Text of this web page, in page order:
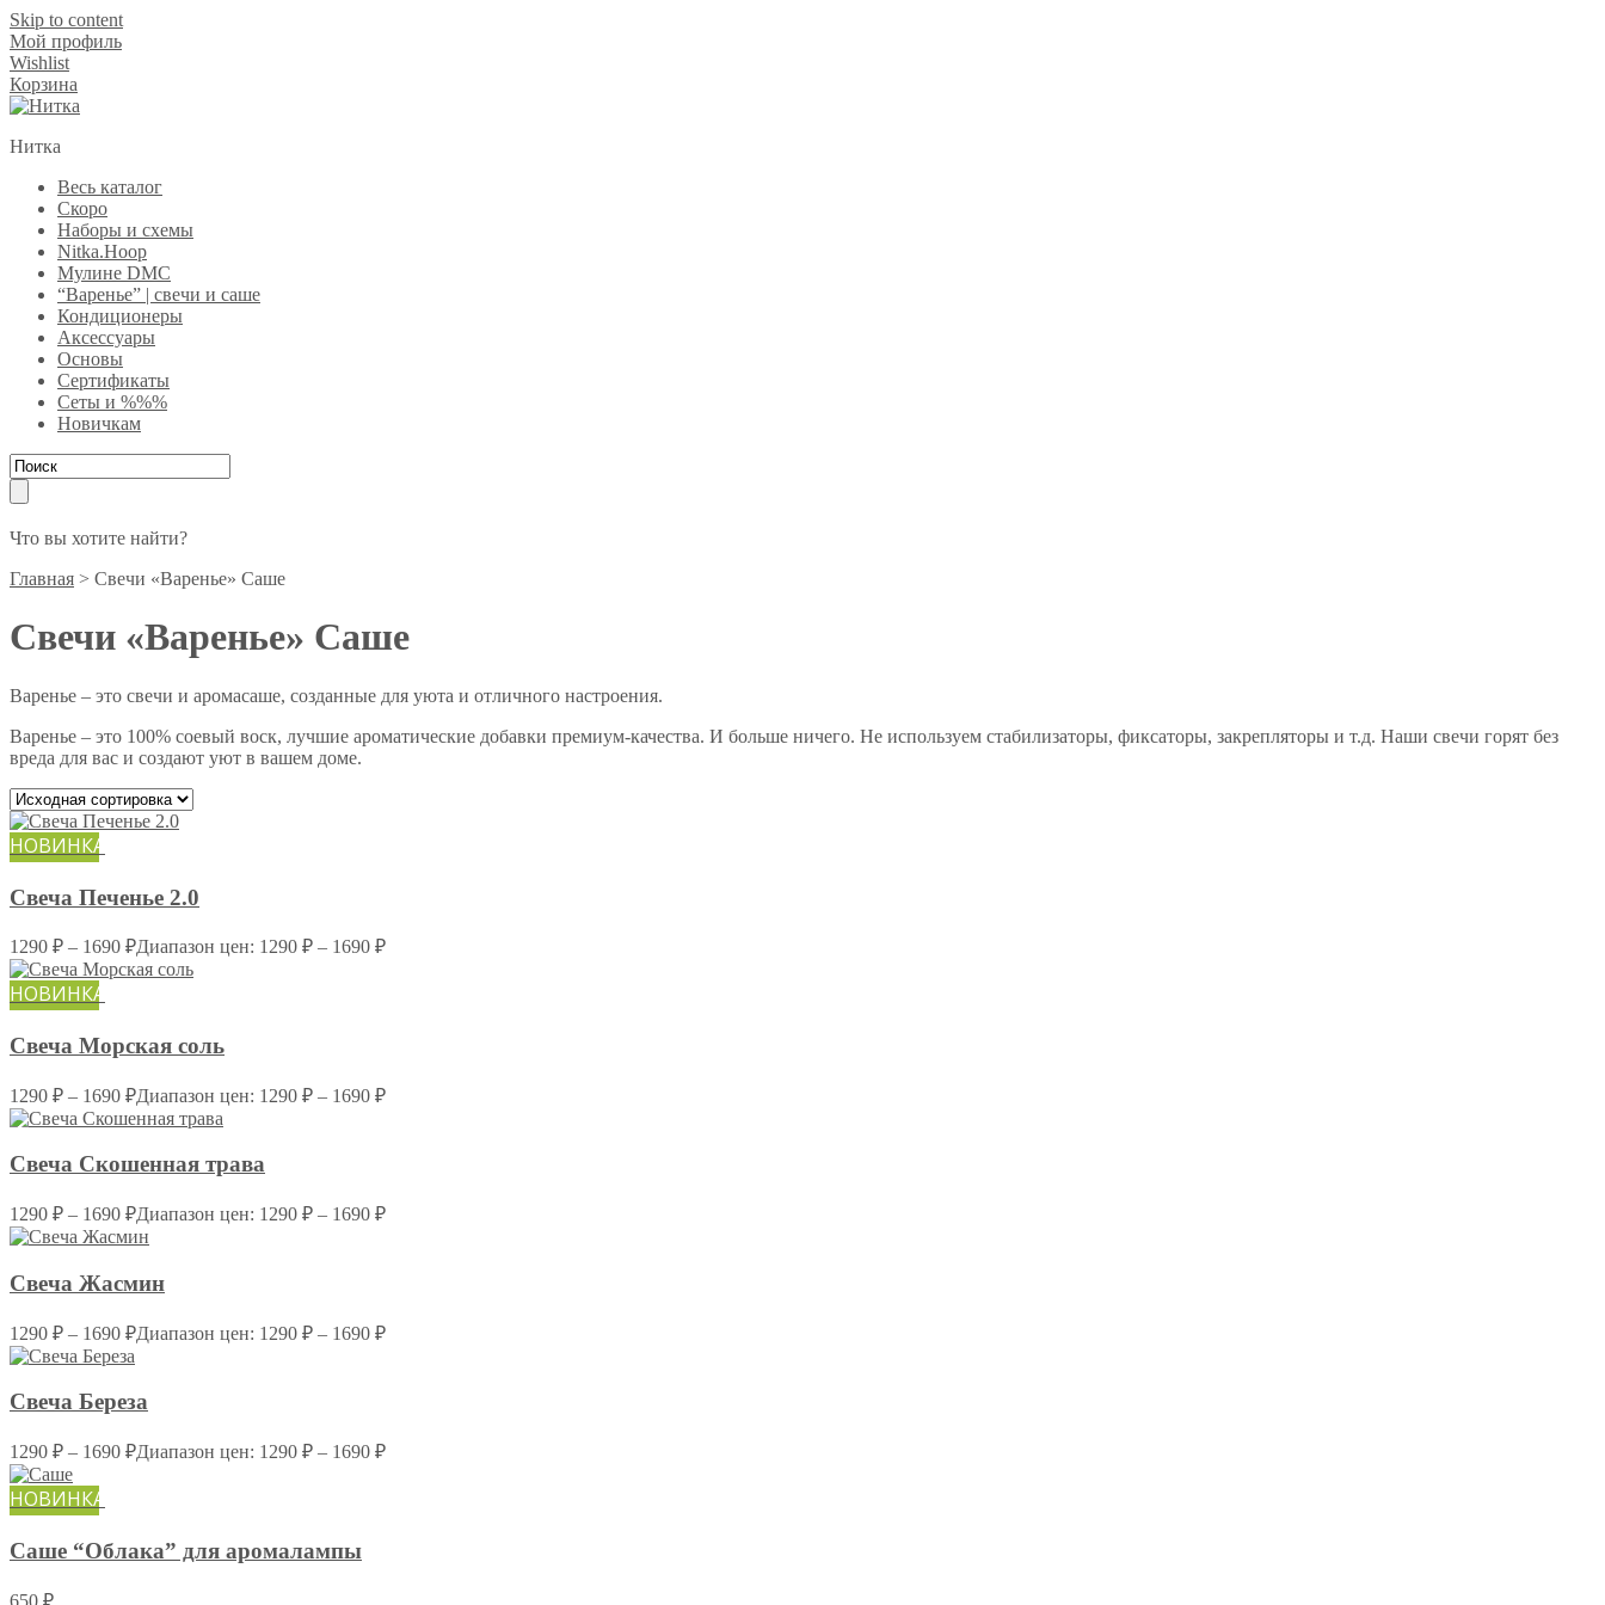
Skip to content
Мой профиль
Wishlist
Корзина
Нитка
Весь каталог
Скоро
Наборы и схемы
Nitka.Hoop
Мулине DMC
“Варенье” | свечи и саше
Кондиционеры
Аксессуары
Основы
Сертификаты
Сеты и %%%
Новичкам
Что вы хотите найти?
Главная > Свечи «Варенье» Саше
Свечи «Варенье» Саше
Варенье – это свечи и аромасаше, созданные для уюта и отличного настроения.
Варенье – это 100% соевый воск, лучшие ароматические добавки премиум-качества. И больше ничего. Не используем стабилизаторы, фиксаторы, закрепляторы и т.д. Наши свечи горят без
вреда для вас и создают уют в вашем доме.
НОВИНКА
Свеча Печенье 2.0
1290 ₽ – 1690 ₽Диапазон цен: 1290 ₽ – 1690 ₽
НОВИНКА
Свеча Морская соль
1290 ₽ – 1690 ₽Диапазон цен: 1290 ₽ – 1690 ₽
Свеча Скошенная трава
1290 ₽ – 1690 ₽Диапазон цен: 1290 ₽ – 1690 ₽
Свеча Жасмин
1290 ₽ – 1690 ₽Диапазон цен: 1290 ₽ – 1690 ₽
Свеча Береза
1290 ₽ – 1690 ₽Диапазон цен: 1290 ₽ – 1690 ₽
НОВИНКА
Саше “Облака” для аромалампы
650 ₽